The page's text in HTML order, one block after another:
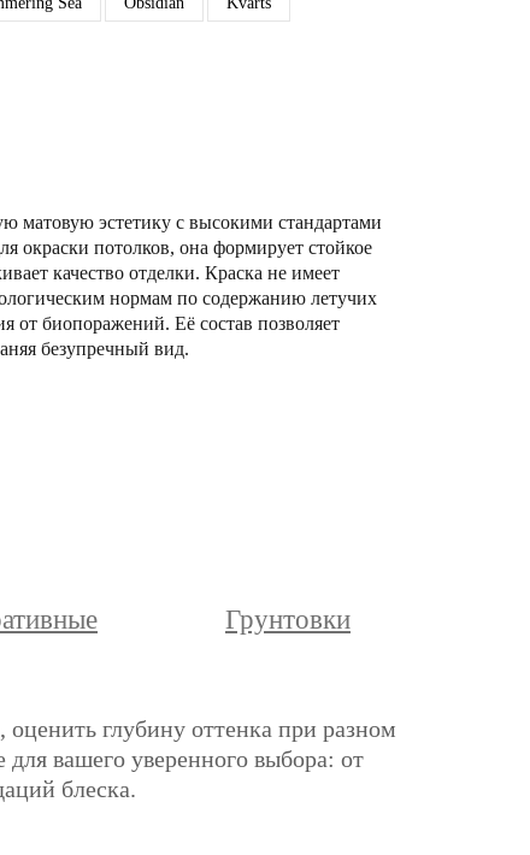
матовую эстетику с высокими стандартами
окраски потолков, она формирует стойкое
качество отделки. Краска не имеет
нормам по содержанию летучих
от биопоражений. Её состав позволяет
безупречный вид.
Грунтовки
глубину оттенка при разном
вашего уверенного выбора: от
блеска.